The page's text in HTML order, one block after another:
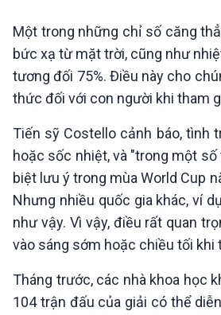
Một trong những chỉ số căng
bức xạ từ mặt trời, cũng như
tương đối 75%. Điều này cho
thức đối với con người khi tham
Tiến sỹ Costello cảnh báo, tình
hoặc sốc nhiệt, và "trong một
biệt lưu ý trong mùa World Cup
Nhưng nhiều quốc gia khác, ví
như vậy. Vì vậy, điều rất quan
vào sáng sớm hoặc chiều tối khi
Tháng trước, các nhà khoa học
104 trận đấu của giải có thể